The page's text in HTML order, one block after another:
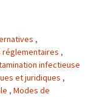
,
réglementaires ,
infectieuse
et juridiques ,
, Modes de